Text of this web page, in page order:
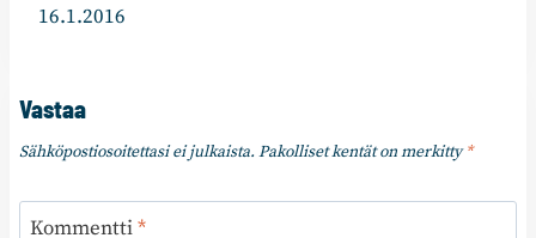
16.1.2016
Vastaa
Sähköpostiosoitettasi ei julkaista. Pakolliset kentät on merkitty*
Kommentti*